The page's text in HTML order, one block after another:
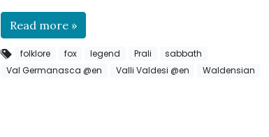
Read more »
folklore fox legend Prali
sabbath
Val Germanasca @en
Valli Valdesi @en Waldensian